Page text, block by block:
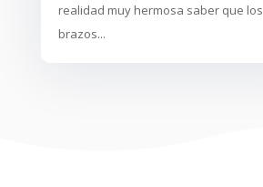
realidad muy hermosa saber que los
brazos...